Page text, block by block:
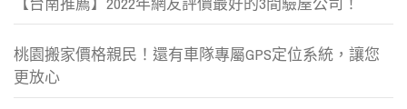
桃園搬家價格親民！還有車隊專屬GPS定位系統，讓您
更放心